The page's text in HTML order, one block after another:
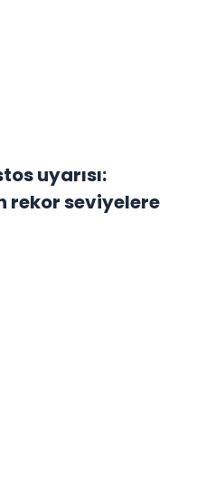
uyarısı:
rekor seviyelere